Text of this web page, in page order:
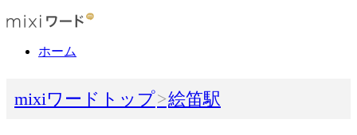
ホーム
mixiワードトップ 絵笛駅